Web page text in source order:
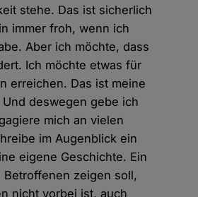
stehe. Das ist sicherlich
immer froh, wenn ich
Aber ich möchte, dass
Ich möchte etwas für
erreichen. Das ist meine
deswegen gebe ich
mich an vielen
im Augenblick ein
eigene Geschichte. Ein
Betroffenen zeigen soll,
nicht vorbei ist, auch